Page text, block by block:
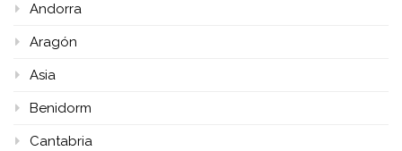
Andorra
Aragón
Asia
Benidorm
Cantabria